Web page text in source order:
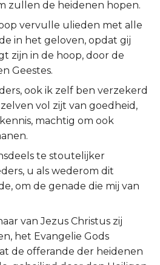
zullen de heidenen hopen.
vervulle ulieden met alle
in het geloven, opdat gij
zijn in de hoop, door de
Geestes.
ook ik zelf ben verzekerd
vol zijt van goedheid,
machtig om ook
te stoutelijker
u als wederom dit
om de genade die mij van
van Jezus Christus zij
het Evangelie Gods
de offerande der heidenen